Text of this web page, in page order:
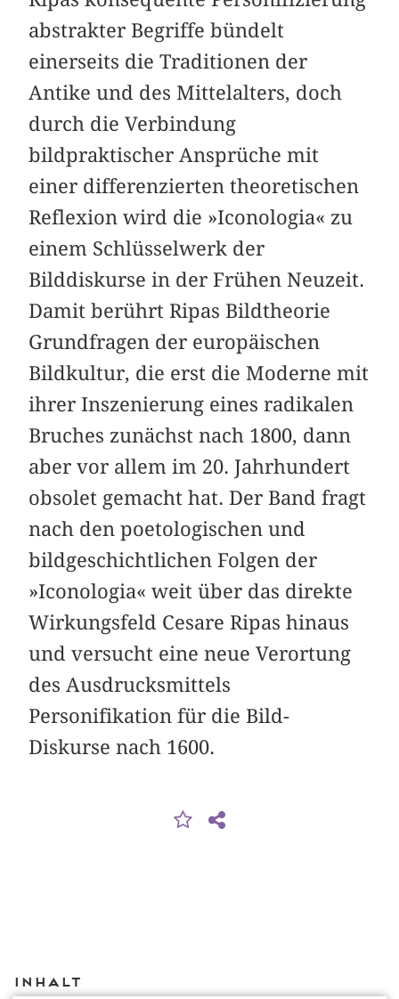
abstrakter Begriffe bündelt
einerseits die Traditionen der
Antike und des Mittelalters, doch
durch die Verbindung
bildpraktischer Ansprüche mit
einer differenzierten theoretischen
Reflexion wird die »Iconologia« zu
einem Schlüsselwerk der
Bilddiskurse in der Frühen Neuzeit.
Damit berührt Ripas Bildtheorie
Grundfragen der europäischen
Bildkultur, die erst die Moderne mit
ihrer Inszenierung eines radikalen
Bruches zunächst nach 1800, dann
aber vor allem im 20. Jahrhundert
obsolet gemacht hat. Der Band fragt
nach den poetologischen und
bildgeschichtlichen Folgen der
»Iconologia« weit über das direkte
Wirkungsfeld Cesare Ripas hinaus
und versucht eine neue Verortung
des Ausdrucksmittels
Personifikation für die Bild-
Diskurse nach 1600.
Inhalt